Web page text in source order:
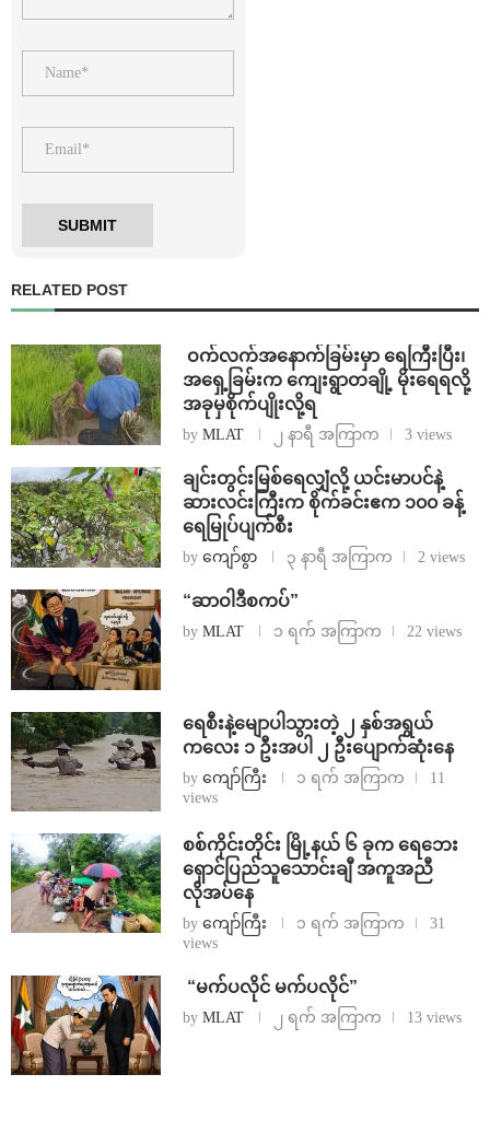
RELATED POST
⁩ ⁨ဝက်လက်အနောက်ခြမ်းမှာ ရေကြီးပြီး၊
အရှေ့ခြမ်းက ကျေးရွာတချို့ မိုးရေရလို့
အခုမှစိုက်ပျိုးလို့ရ
by MLAT ၂ နာရီ အကြာက 3 views
ချင်းတွင်းမြစ်ရေလျှံလို့ ယင်းမာပင်နဲ့
ဆားလင်းကြီးက စိုက်ခင်းဧက ၁၀၀ ခန့်
ရေမြုပ်ပျက်စီး
by ကျော်စွာ ၃ နာရီ အကြာက 2 views
“ဆာဝါဒီစကပ်”
by MLAT ၁ ရက် အကြာက 22 views
ရေစီးနဲ့မျောပါသွားတဲ့ ၂ နှစ်အရွယ်
ကလေး ၁ ဦးအပါ ၂ ဦးပျောက်ဆုံးနေ
by ကျော်ကြီး ၁ ရက် အကြာက
11
views
စစ်ကိုင်းတိုင်း မြို့နယ် ၆ ခုက ရေဘေး
ရှောင်ပြည်သူသောင်းချီ အကူအညီ
လိုအပ်နေ
by ကျော်ကြီး ၁ ရက် အကြာက
31
views
⁨ ⁨“မက်ပလိုင် မက်ပလိုင်”
by MLAT ၂ ရက် အကြာက 13 views